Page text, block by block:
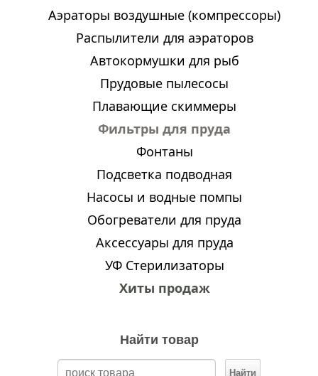
Аэраторы воздушные (компрессоры)
Распылители для аэраторов
Автокормушки для рыб
Прудовые пылесосы
Плавающие скиммеры
Фильтры для пруда
Фонтаны
Подсветка подводная
Насосы и водные помпы
Обогреватели для пруда
Аксессуары для пруда
УФ Стерилизаторы
Хиты продаж
Найти товар